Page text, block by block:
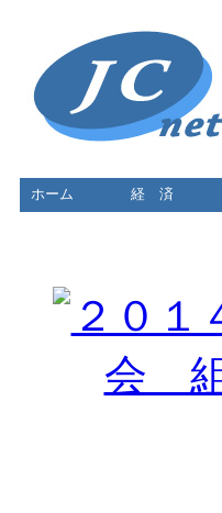
ホーム 経 済